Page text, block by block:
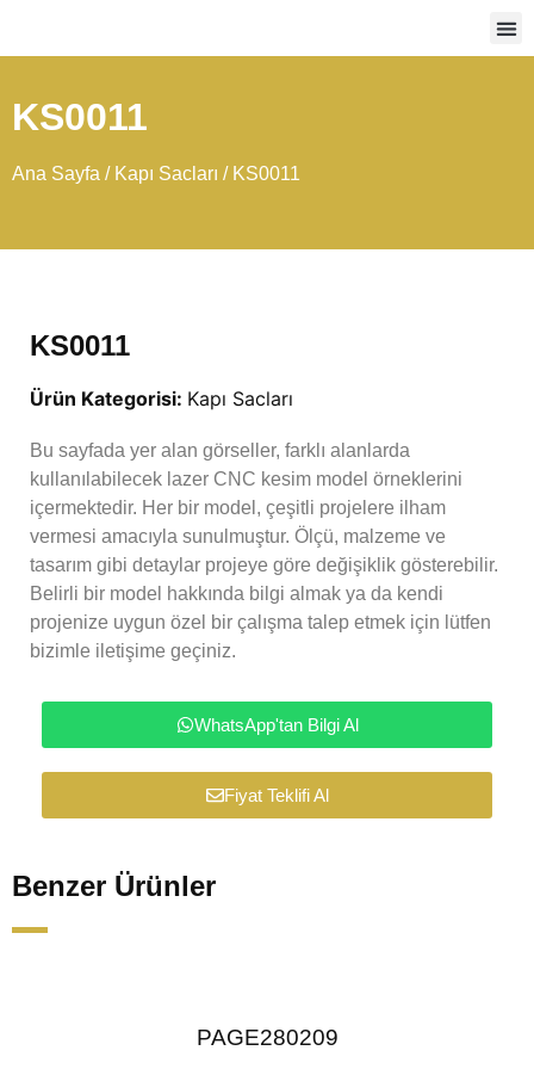
KS0011
Ana Sayfa / Kapı Sacları / KS0011
KS0011
Ürün Kategorisi: Kapı Sacları
Bu sayfada yer alan görseller, farklı alanlarda
kullanılabilecek lazer CNC kesim model örneklerini
içermektedir. Her bir model, çeşitli projelere ilham
vermesi amacıyla sunulmuştur. Ölçü, malzeme ve
tasarım gibi detaylar projeye göre değişiklik gösterebilir.
Belirli bir model hakkında bilgi almak ya da kendi
projenize uygun özel bir çalışma talep etmek için lütfen
bizimle iletişime geçiniz.
WhatsApp'tan Bilgi Al
Fiyat Teklifi Al
Benzer Ürünler
PAGE280209